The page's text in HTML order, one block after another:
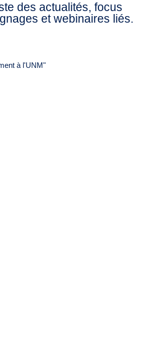
des actualités, focus
et webinaires liés.
à l'UNM"